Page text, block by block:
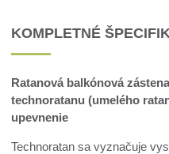
KOMPLETNÉ
Ratanová balkónová
technoratanu (umelého
upevnenie
Technoratan sa vyznačuje